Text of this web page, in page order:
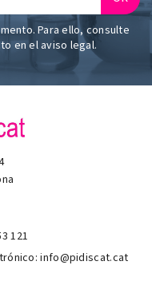
Para ello, consulte
en el aviso legal.
121
info@pidiscat.cat